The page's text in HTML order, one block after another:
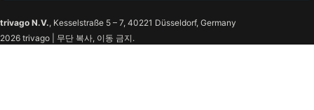
trivago N.V., Kesselstraße 5 – 7, 40221 Düsseldorf, Germany
2026 trivago | 무단 복사, 이동 금지.